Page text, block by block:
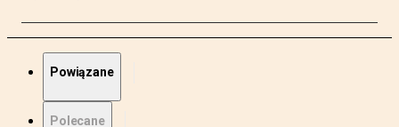
Powiązane
Polecane